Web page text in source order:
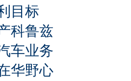
目标
科鲁兹
车业务
华野心